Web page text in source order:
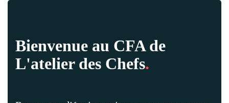
Bienvenue au CFA de
L'atelier des Chefs.